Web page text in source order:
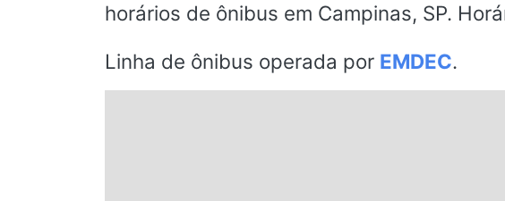
Espírito Santo
horários de ônibus em Campinas, SP.
Linha de ônibus operada por EMDEC.